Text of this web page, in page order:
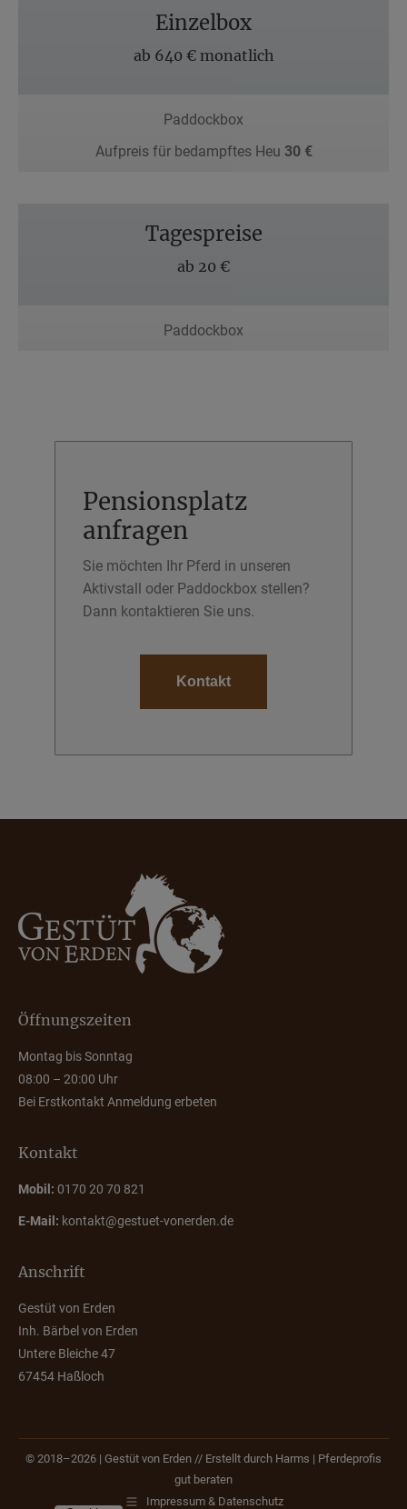
Einzelbox
ab 640 € monatlich
Paddockbox
Aufpreis für bedampftes Heu 30 €
Tagespreise
ab 20 €
Paddockbox
Pensionsplatz
anfragen
Sie möchten Ihr Pferd in unseren
Aktivstall oder Paddockbox stellen?
Dann kontaktieren Sie uns.
Kontakt
Öffnungszeiten
Montag bis Sonntag
08:00 – 20:00 Uhr
Bei Erstkontakt Anmeldung erbeten
Kontakt
Mobil: 0170 20 70 821
E-Mail: kontakt@gestuet-vonerden.de
Anschrift
Gestüt von Erden
Inh. Bärbel von Erden
Untere Bleiche 47
67454 Haßloch
© 2018–2026 | Gestüt von Erden // Erstellt durch Harms | Pferdeprofis
gut beraten
Impressum & Datenschutz